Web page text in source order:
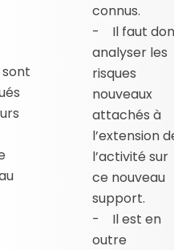
connus.
- Il faut
analyser les
risques
nouveaux
attachés à
l’extension
l’activité sur
ce nouveau
support.
- Il est en
outre